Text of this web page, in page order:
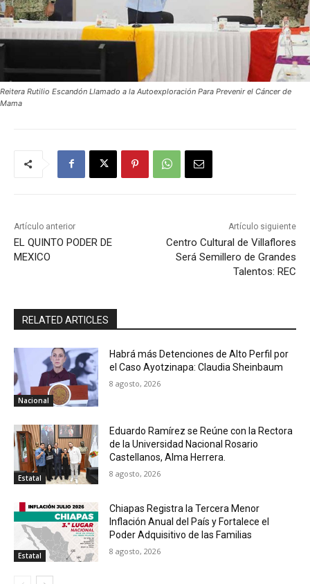
Reitera Rutilio Escandón Llamado a la Autoexploración Para Prevenir el Cáncer de
Mama
Artículo anterior
EL QUINTO PODER DE
MEXICO
Artículo siguiente
Centro Cultural de Villaflores
Será Semillero de Grandes
Talentos: REC
RELATED ARTICLES
Nacional
Habrá más Detenciones de Alto Perfil por
el Caso Ayotzinapa: Claudia Sheinbaum
8 agosto, 2026
Estatal
Eduardo Ramírez se Reúne con la Rectora
de la Universidad Nacional Rosario
Castellanos, Alma Herrera.
8 agosto, 2026
Estatal
Chiapas Registra la Tercera Menor
Inflación Anual del País y Fortalece el
Poder Adquisitivo de las Familias
8 agosto, 2026